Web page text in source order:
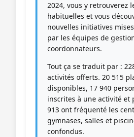
2024, vous y retrouverez
habituelles et vous
nouvelles initiatives
par les équipes de
coordonnateurs.
Tout ça se traduit par :
activités offerts. 20 515
disponibles, 17 940
inscrites à une activité et
913 ont fréquenté les
gymnases, salles et
confondus.